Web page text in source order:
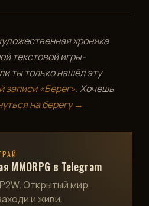
хроника
текстовой игры-
ты только нашёл эту
записи «Берег». Хочешь
на берегу →
MMORPG в Telegram
Открытый мир,
и живи.